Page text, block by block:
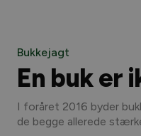
Bukkejagt
En buk er
I foråret 2016 byder
de begge allerede